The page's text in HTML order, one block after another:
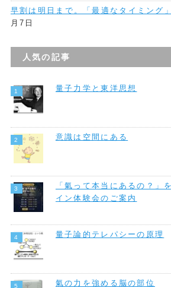
早割は明日まで。「最適なタイミング
月7日
人気の記事
量子力学と東洋思想
意識は空間にある
「氣って本当にあるの？」
イン体験会のご案内
量子論的テレパシーの原理
氣の力を強める脳の部位